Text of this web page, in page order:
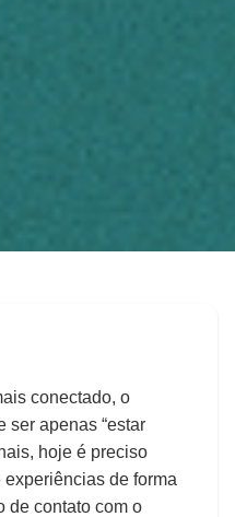
Integrar
conectado, o
ser apenas “estar
hoje é preciso
experiências de forma
de contato com o